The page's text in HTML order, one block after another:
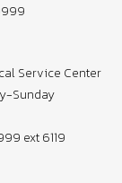
Service Center
Sunday
ext 6119